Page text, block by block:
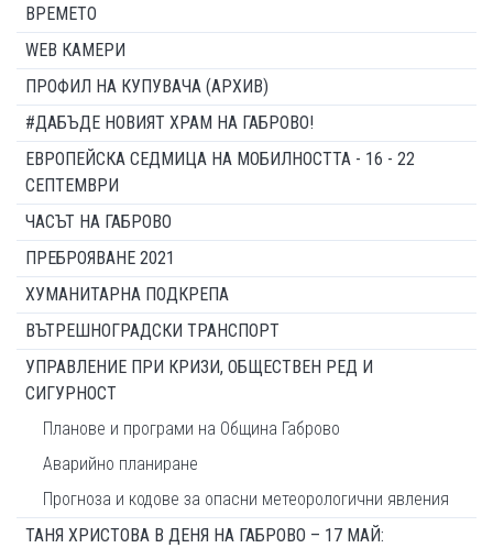
ВРЕМЕТО
WEB КАМЕРИ
ПРОФИЛ НА КУПУВАЧА (АРХИВ)
#ДАБЪДЕ НОВИЯТ ХРАМ НА ГАБРОВО!
ЕВРОПЕЙСКА СЕДМИЦА НА МОБИЛНОСТТА - 16 - 22
СЕПТЕМВРИ
ЧАСЪТ НА ГАБРОВО
ПРЕБРОЯВАНЕ 2021
ХУМАНИТАРНА ПОДКРЕПА
ВЪТРЕШНОГРАДСКИ ТРАНСПОРТ
УПРАВЛЕНИЕ ПРИ КРИЗИ, ОБЩЕСТВЕН РЕД И
СИГУРНОСТ
Планове и програми на Община Габрово
Аварийно планиране
Прогноза и кодове за опасни метеорологични явления
ТАНЯ ХРИСТОВА В ДЕНЯ НА ГАБРОВО – 17 МАЙ: